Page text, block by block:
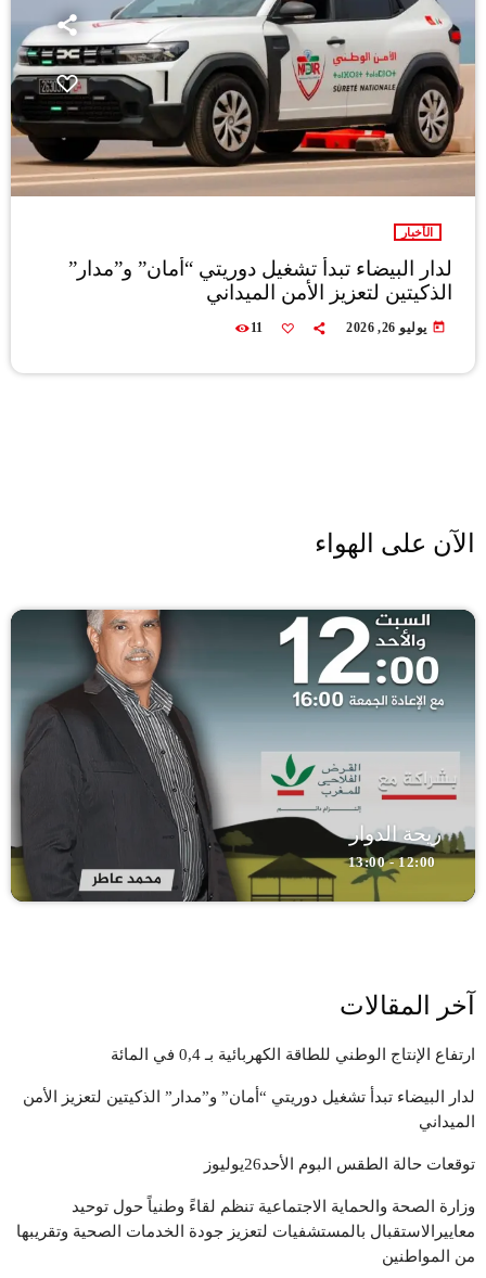
الأخبار
لدار البيضاء تبدأ تشغيل دوريتي “أمان” و”مدار”
الذكيتين لتعزيز الأمن الميداني
today يوليو 26, 2026 11
الآن على الهواء
ريحة الدوار
12:00 - 13:00
آخر المقالات
ارتفاع الإنتاج الوطني للطاقة الكهربائية بـ 0,4 في المائة
لدار البيضاء تبدأ تشغيل دوريتي “أمان” و”مدار” الذكيتين لتعزيز الأمن
الميداني
توقعات حالة الطقس البوم الأحد26يوليوز
وزارة الصحة والحماية الاجتماعية تنظم لقاءً وطنياً حول توحيد
معاييرالاستقبال بالمستشفيات لتعزيز جودة الخدمات الصحية وتقريبها
من المواطنين